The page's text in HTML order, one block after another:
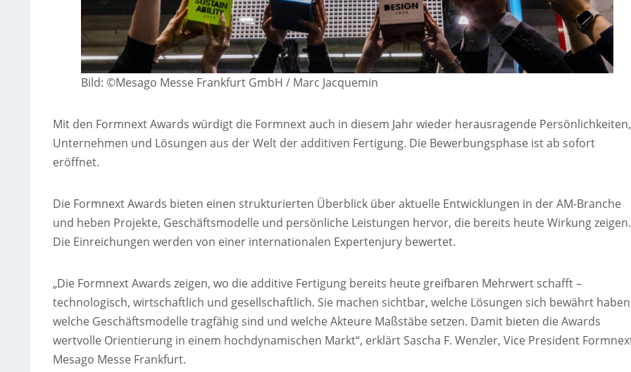
Bild: ©Mesago Messe Frankfurt GmbH / Marc Jacquemin
Mit den Formnext Awards würdigt die Formnext auch in diesem Jahr wieder herausragende Persönlichkeiten,
Unternehmen und Lösungen aus der Welt der additiven Fertigung. Die Bewerbungsphase ist ab sofort
eröffnet.
Die Formnext Awards bieten einen strukturierten Überblick über aktuelle Entwicklungen in der AM-Branche
und heben Projekte, Geschäftsmodelle und persönliche Leistungen hervor, die bereits heute Wirkung zeigen.
Die Einreichungen werden von einer internationalen Expertenjury bewertet.
„Die Formnext Awards zeigen, wo die additive Fertigung bereits heute greifbaren Mehrwert schafft –
technologisch, wirtschaftlich und gesellschaftlich. Sie machen sichtbar, welche Lösungen sich bewährt
welche Geschäftsmodelle tragfähig sind und welche Akteure Maßstäbe setzen. Damit bieten die Awards
wertvolle Orientierung in einem hochdynamischen Markt“, erklärt Sascha F. Wenzler, Vice President
Mesago Messe Frankfurt.